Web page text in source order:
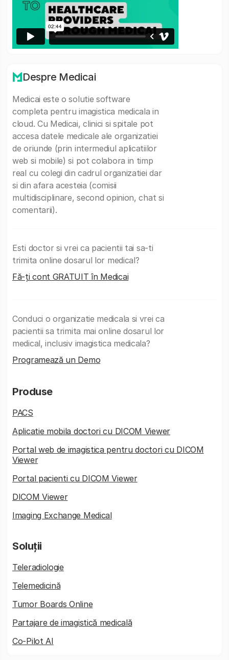
Despre Medicai
Medicai este o solutie software
completa pentru imagistica medicala in
cloud. Cu Medicai, clinici si spitale pot
accesa datele medicale ale organizatiei
de oriunde (prin intermediul aplicatiilor
web si mobile) si pot colabora in timp
real cu colegi din cadrul organizatiei dar
si din afara acesteia (comisii
multidisciplinare, second opinion, chat si
comentarii).
Esti doctor si vrei ca pacientii tai sa-ti
trimita online dosarul lor medical?
Fă-ți cont GRATUIT în Medicai
Conduci o organizatie medicala si vrei ca
pacientii sa trimita mai online dosarul lor
medical, inclusiv imagistica medicala?
Programează un Demo
Produse
PACS
Aplicatie mobila doctori cu DICOM Viewer
Portal web de imagistica pentru doctori cu DICOM
Viewer
Portal pacienti cu DICOM Viewer
DICOM Viewer
Imaging Exchange Medical
Soluții
Teleradiologie
Telemedicină
Tumor Boards Online
Partajare de imagistică medicală
Co-Pilot AI